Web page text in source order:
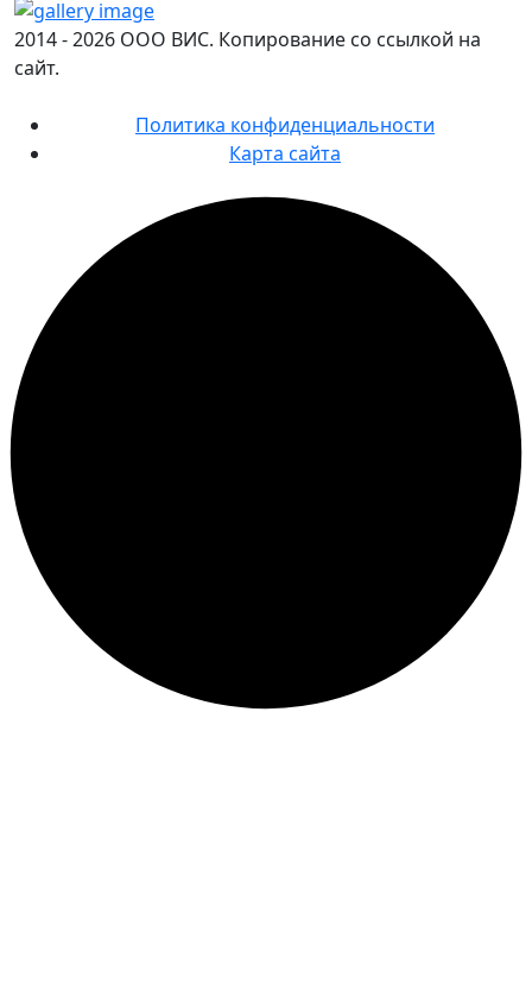
2014 - 2026 ООО ВИС. Копирование со ссылкой на
сайт.
Политика конфиденциальности
Карта сайта